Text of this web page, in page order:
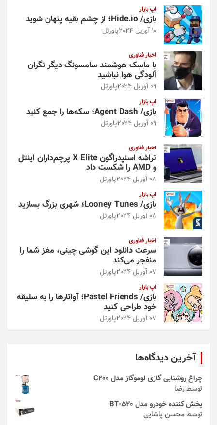
اپ بازار
بازی/ Hide.io؛ از چشم بقیه پنهان شوید
10 آوریل 2024 پاورتل
اخبار فناوری
با ماسک هوشمند سامسونگ دیگر نگران
آلودگی هوا نباشید
09 آوریل 2024 پاورتل
اپ بازار
بازی/ Agent Dash؛ سکه‌ها را جمع کنید
09 آوریل 2024 پاورتل
اخبار فناوری
تراشه اسنپدراگون X Elite پرچم‌داران اینتل
و AMD را شکست داد
08 آوریل 2024 پاورتل
اپ بازار
بازی/ Looney Tunes؛ شهری بزرگ بسازید
08 آوریل 2024 پاورتل
اخبار فناوری
سرعت دانلود این گوشی چینی، مغز شما را
منفجر می‌کند
07 آوریل 2024 پاورتل
اپ بازار
بازی/ Pastel Friends؛ آواتارها را به سلیقه
خود طراحی کنید
07 آوریل 2024 پاورتل
آخرین دیدگاه‌ها
چراغ روشنایی گازی لوموگاز مدل C200
توسط رضا
پخش کننده خودرو مدل 520-BT
توسط محسن پاشایی